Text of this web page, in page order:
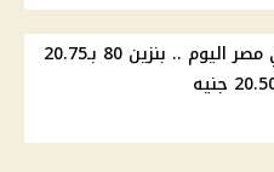
أسعار الوقود في مصر اليوم .. بنزين 80 بـ20.75